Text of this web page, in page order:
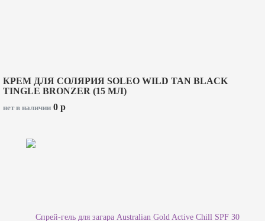
КРЕМ ДЛЯ СОЛЯРИЯ SOLEO WILD TAN BLACK
TINGLE BRONZER (15 МЛ)
нет в наличии 0 p